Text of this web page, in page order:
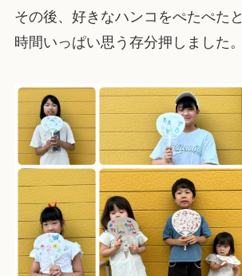
その後、好きなハンコをぺたぺたと
時間いっぱい思う存分押しました。